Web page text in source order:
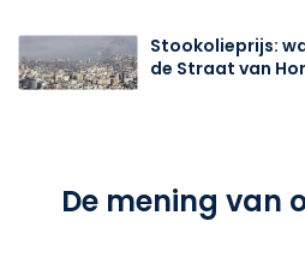
Stookolieprijs:
de Straat van
De mening van